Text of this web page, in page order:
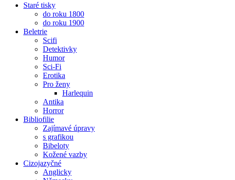
Staré tisky
do roku 1800
do roku 1900
Beletrie
Scifi
Detektivky
Humor
Sci-Fi
Erotika
Pro ženy
Harlequin
Antika
Horror
Bibliofilie
Zajímavé úpravy
s grafikou
Bibeloty
Kožené vazby
Cizojazyčné
Anglicky